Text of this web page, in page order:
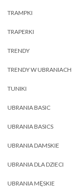
TRAMPKI
TRAPERKI
TRENDY
TRENDY W UBRANIACH
TUNIKI
UBRANIA BASIC
UBRANIA BASICS
UBRANIA DAMSKIE
UBRANIA DLA DZIECI
UBRANIA MĘSKIE